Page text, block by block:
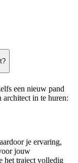
een nieuw pand
architect in te huren:
je ervaring,
jouw
het traject volledig